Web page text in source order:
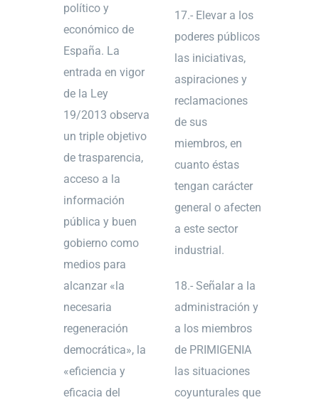
político y
económico de
España. La
entrada en vigor
de la Ley
19/2013 observa
un triple objetivo
de trasparencia,
acceso a la
información
pública y buen
gobierno como
medios para
alcanzar «la
necesaria
regeneración
democrática», la
«eficiencia y
eficacia del
17.- Elevar a los
poderes públicos
las iniciativas,
aspiraciones y
reclamaciones
de sus
miembros, en
cuanto éstas
tengan carácter
general o afecten
a este sector
industrial.
18.- Señalar a la
administración y
a los miembros
de PRIMIGENIA
las situaciones
coyunturales que